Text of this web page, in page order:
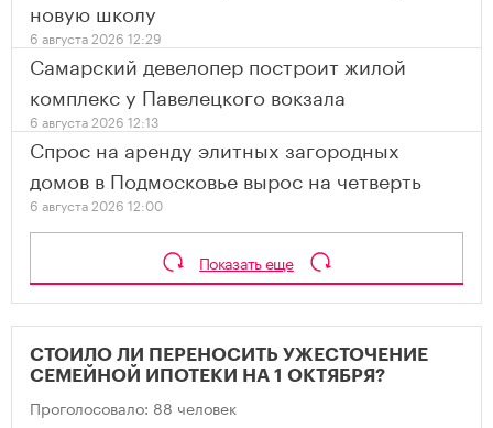
новую школу
6 августа 2026 12:29
Самарский девелопер построит жилой
комплекс у Павелецкого вокзала
6 августа 2026 12:13
Спрос на аренду элитных загородных
домов в Подмосковье вырос на четверть
6 августа 2026 12:00
Показать еще
СТОИЛО ЛИ ПЕРЕНОСИТЬ УЖЕСТОЧЕНИЕ
СЕМЕЙНОЙ ИПОТЕКИ НА 1 ОКТЯБРЯ?
Проголосовало: 88 человек